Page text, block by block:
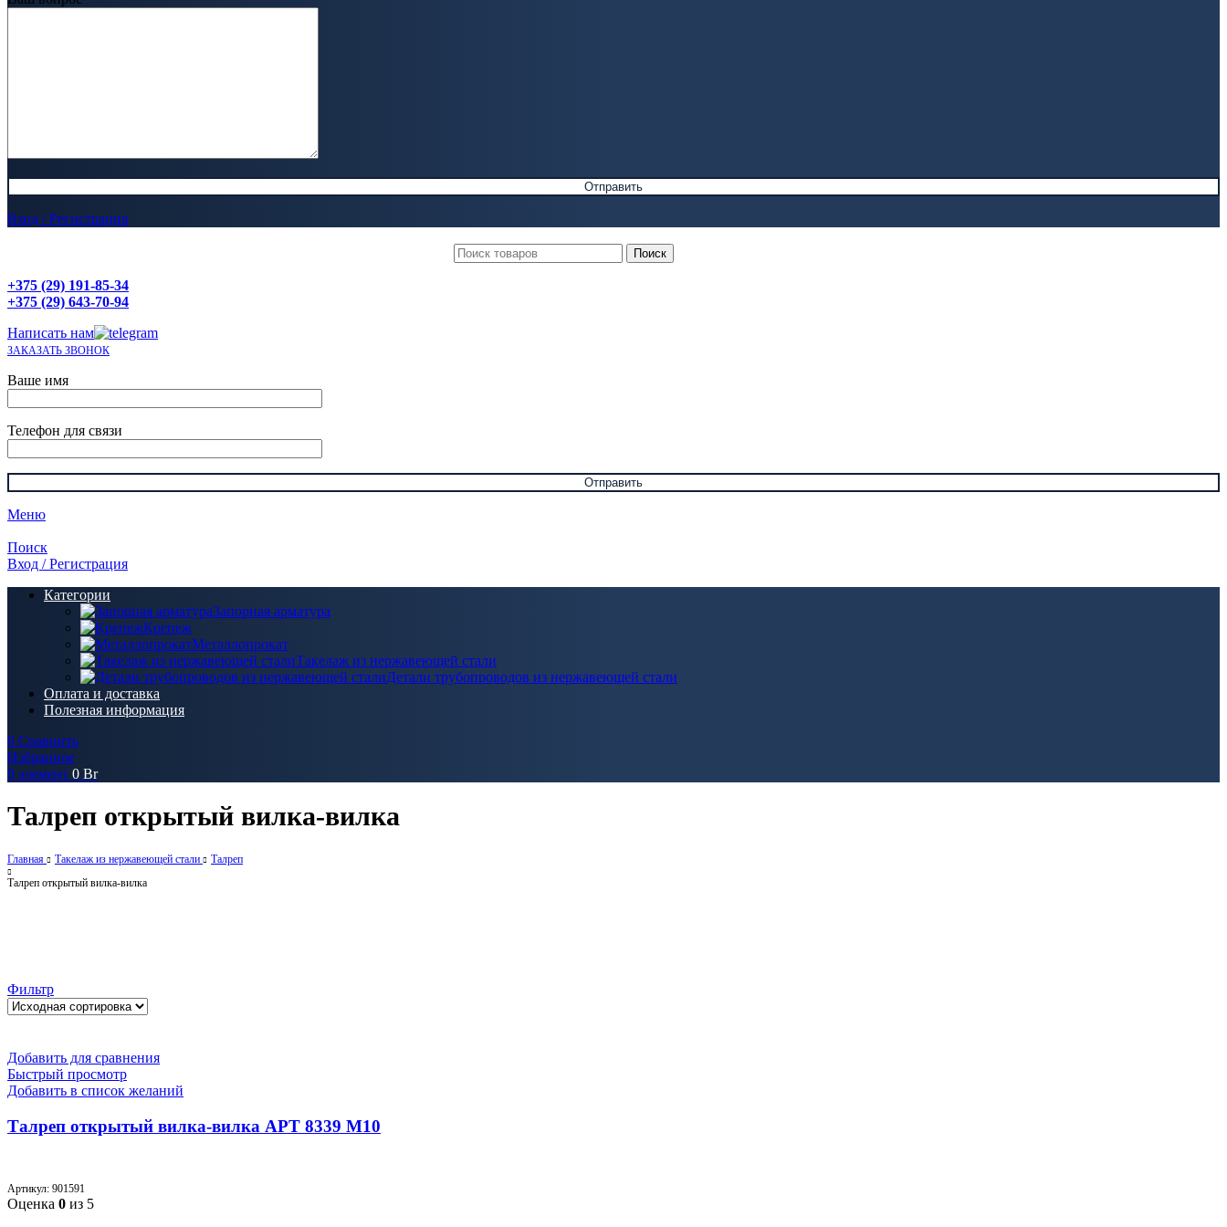
Вход / Регистрация
Поиск
+375 (29) 191-85-34
+375 (29) 643-70-94
Написать нам
ЗАКАЗАТЬ ЗВОНОК
Ваше имя
Телефон для связи
Меню
Поиск
Вход / Регистрация
Категории
Запорная арматура
Крепеж
Металлопрокат
Такелаж из нержавеющей стали
Детали трубопроводов из нержавеющей стали
Оплата и доставка
Полезная информация
0 Сравнить
Избранное
0 элемент 0 Br
Талреп открытый вилка-вилка
Главная Такелаж из нержавеющей стали
Талреп
Талреп открытый вилка-вилка
Фильтр
Добавить для сравнения
Быстрый просмотр
Добавить в список желаний
Талреп открытый вилка-вилка АРТ 8339 M10
Артикул: 901591
Оценка 0 из 5